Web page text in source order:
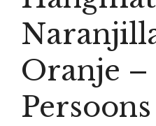
Oranje –
Persoons